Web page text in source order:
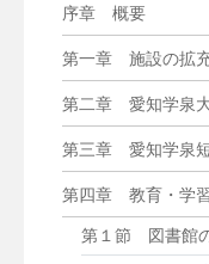
序章 概要
第一章 施設の拡
第二章 愛知学泉
第三章 愛知学泉
第四章 教育・学
第１節 図書館